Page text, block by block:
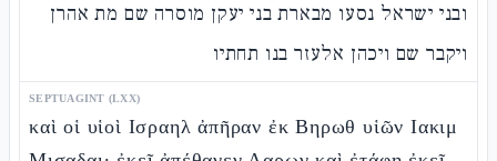
ובני ישראל נסעו מבארת בני יעקן מוסרה שם מת אהרן
ויקבר שם ויכהן אלעזר בנו תחתיו
SEPTUAGINT (LXX)
καὶ οἱ υἱοὶ Ισραηλ ἀπῆραν ἐκ Βηρωθ υἱῶν Ιακιμ